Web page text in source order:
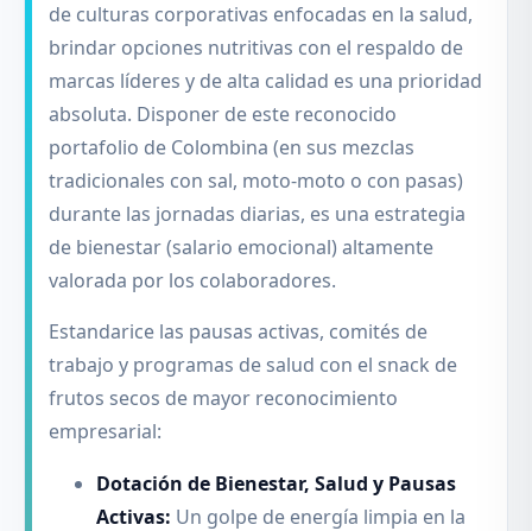
de culturas corporativas enfocadas en la salud,
brindar opciones nutritivas con el respaldo de
marcas líderes y de alta calidad es una prioridad
absoluta. Disponer de este reconocido
portafolio de Colombina (en sus mezclas
tradicionales con sal, moto-moto o con pasas)
durante las jornadas diarias, es una estrategia
de bienestar (salario emocional) altamente
valorada por los colaboradores.
Estandarice las pausas activas, comités de
trabajo y programas de salud con el snack de
frutos secos de mayor reconocimiento
empresarial:
Dotación de Bienestar, Salud y Pausas
Activas: Un golpe de energía limpia en la